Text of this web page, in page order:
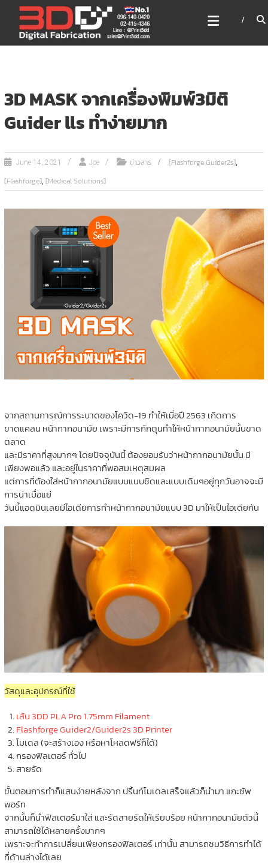
content
3DD DIGITAL FABRICATION
เครื่องพิมพ์3มิติ สแกนเนอร์
เลเซอร์
3D MASK จากเครื่องพิมพ์3มิติ
Guider lls ทำง่ายมาก
June 14, 2021 Joe ข่าวสาร [Flashforge Guider2s],
[Flashforge],[Medical Solutions]
จากสถานการณ์การระบาดของโควิด-19 ทำให้เมื่อปี 2563 เกิดการ
ขาดแคลน หน้ากากอนามัย เพราะมีการกักตุนทำให้หน้ากากอนามัยนั้นขาด
ตลาด
และมีราคาที่สูงมากๆ โดยปัจจุบันนี้ ต้องยอมรับว่าหน้ากากอนามัยนั้น มี
เพียงพอแล้ว และอยู่ในราคาที่พอสมเหตุสมผล
แต่การที่ต้องใส่หน้ากากอนามัยแบบแนบชิดและแบบเดิมๆอยู่ทุกวันอาจจะมี
การน่าเบื่อแย่
วันนี้แอดมินเลยมีไอเดียการทำหน้ากากอนามัยแบบ 3D มาให้เป็นไอเดียกัน
วัสดุและอุปกรณ์ที่ใช้
เส้น 3DD PLA Pro 1.75mm Filament
Flashforge Guider2/Guider2s 3D Printer
โมเดล (จะสร้างเอง หรือหาโหลดฟรีก็ได้)
กรองฟิลเตอร์ ทั่วไป
สายรัด
ขั้นตอนการทำก็แสนง่ายหลังจาก ปริ้นท์โมเดลเสร็จแล้วก็นำมา แกะซัพ
พอร์ท
จากนั้นก็นำฟิลเตอร์มาใส่ และรัดสายรัดให้เรียบร้อย หน้ากากอนามัยตัวนี้
สามารถใช้ได้หลายครั้งมากๆ
เพราะจะทำการเปลี่ยนเพียงกรองฟิลเตอร์ เท่านั้น สามารถชมวิธีการทำได้
ที่ด้านล่างได้เลย